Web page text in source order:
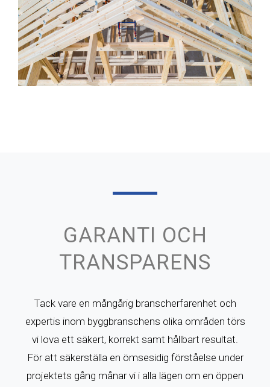
GARANTI OCH
TRANSPARENS
Tack vare en mångårig branscherfarenhet och
expertis inom byggbranschens olika områden törs
vi lova ett säkert, korrekt samt hållbart resultat.
För att säkerställa en ömsesidig förståelse under
projektets gång månar vi i alla lägen om en öppen